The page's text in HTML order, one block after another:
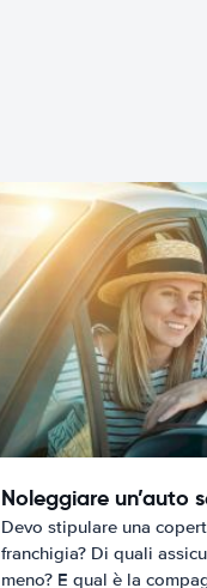
Noleggiare un’auto
Devo stipulare una
franchigia? Di quali
meno? E qual è la